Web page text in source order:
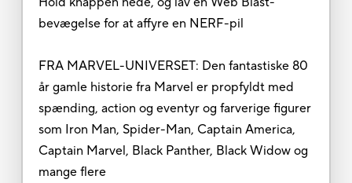
bevægelse for at affyre en NERF-pil
FRA MARVEL-UNIVERSET: Den fantastiske 80
år gamle historie fra Marvel er propfyldt med
spænding, action og eventyr og farverige figurer
som Iron Man, Spider-Man, Captain America,
Captain Marvel, Black Panther, Black Widow og
mange flere